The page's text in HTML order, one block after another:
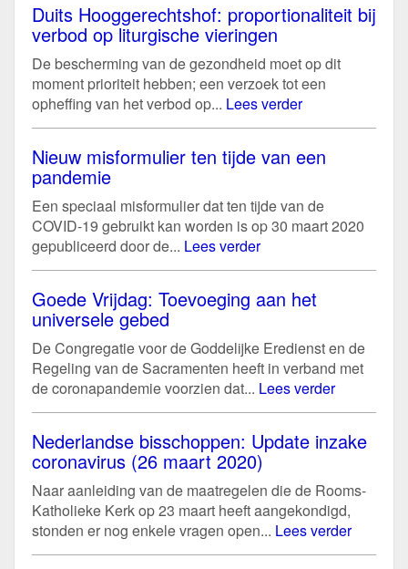
Duits Hooggerechtshof: proportionaliteit bij
verbod op liturgische vieringen
De bescherming van de gezondheid moet op dit
moment prioriteit hebben; een verzoek tot een
opheffing van het verbod op... Lees verder
Nieuw misformulier ten tijde van een
pandemie
Een speciaal misformulier dat ten tijde van de
COVID-19 gebruikt kan worden is op 30 maart 2020
gepubliceerd door de... Lees verder
Goede Vrijdag: Toevoeging aan het
universele gebed
De Congregatie voor de Goddelijke Eredienst en de
Regeling van de Sacramenten heeft in verband met
de coronapandemie voorzien dat... Lees verder
Nederlandse bisschoppen: Update inzake
coronavirus (26 maart 2020)
Naar aanleiding van de maatregelen die de Rooms-
Katholieke Kerk op 23 maart heeft aangekondigd,
stonden er nog enkele vragen open... Lees verder